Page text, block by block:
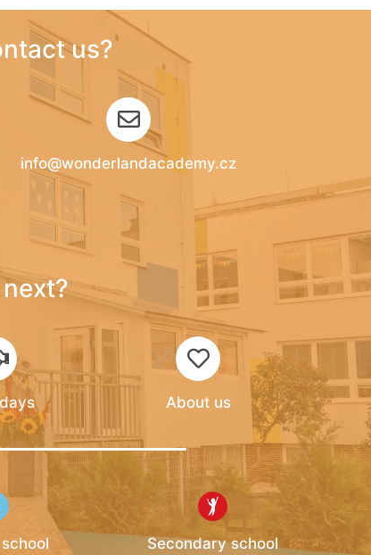
us?
info@wonderlandacademy.cz​
About us
Secondary school